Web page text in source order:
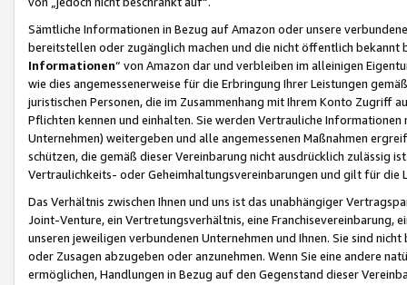
Sämtliche Informationen in Bezug auf Amazon oder unsere
bereitstellen oder zugänglich machen und die nicht öffentlich
Informationen“ von Amazon dar und verbleiben im alleinigen
wie dies angemessenerweise für die Erbringung Ihrer Leistungen
juristischen Personen, die im Zusammenhang mit Ihrem Konto
Pflichten kennen und einhalten. Sie werden Vertrauliche
Unternehmen) weitergeben und alle angemessenen Maßnahmen
schützen, die gemäß dieser Vereinbarung nicht ausdrücklich zulässig
Vertraulichkeits- oder Geheimhaltungsvereinbarungen und gilt für die
Das Verhältnis zwischen Ihnen und uns ist das unabhängiger
Joint-Venture, ein Vertretungsverhältnis, eine Franchisevereinbarung,
unseren jeweiligen verbundenen Unternehmen und Ihnen. Sie sind
oder Zusagen abzugeben oder anzunehmen. Wenn Sie eine andere
ermöglichen, Handlungen in Bezug auf den Gegenstand dieser